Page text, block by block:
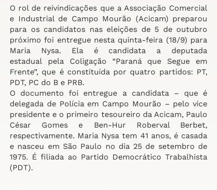
O rol de reivindicações que a Associação Comercial
e Industrial de Campo Mourão (Acicam) preparou
para os candidatos nas eleições de 5 de outubro
próximo foi entregue nesta quinta-feira (18/9) para
Maria Nysa. Ela é candidata a deputada
estadual pela Coligação “Paraná que Segue em
Frente”, que é constituída por quatro partidos: PT,
PDT, PC do B e PRB.
O documento foi entregue a candidata – que é
delegada de Polícia em Campo Mourão – pelo vice
presidente e o primeiro tesoureiro da Acicam, Paulo
César Gomes e Ben-Hur Roberval Berbet,
respectivamente. Maria Nysa tem 41 anos, é casada
e nasceu em São Paulo no dia 25 de setembro de
1975. É filiada ao Partido Democrático Trabalhista
(PDT).